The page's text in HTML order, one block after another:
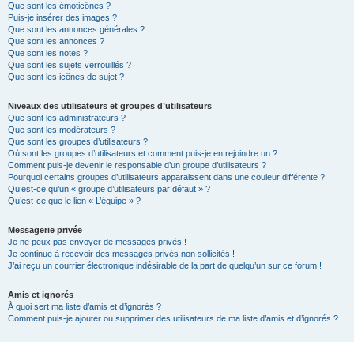
Que sont les émoticônes ?
Puis-je insérer des images ?
Que sont les annonces générales ?
Que sont les annonces ?
Que sont les notes ?
Que sont les sujets verrouillés ?
Que sont les icônes de sujet ?
Niveaux des utilisateurs et groupes d’utilisateurs
Que sont les administrateurs ?
Que sont les modérateurs ?
Que sont les groupes d’utilisateurs ?
Où sont les groupes d’utilisateurs et comment puis-je en rejoindre un ?
Comment puis-je devenir le responsable d’un groupe d’utilisateurs ?
Pourquoi certains groupes d’utilisateurs apparaissent dans une couleur différente ?
Qu’est-ce qu’un « groupe d’utilisateurs par défaut » ?
Qu’est-ce que le lien « L’équipe » ?
Messagerie privée
Je ne peux pas envoyer de messages privés !
Je continue à recevoir des messages privés non sollicités !
J’ai reçu un courrier électronique indésirable de la part de quelqu’un sur ce forum !
Amis et ignorés
À quoi sert ma liste d’amis et d’ignorés ?
Comment puis-je ajouter ou supprimer des utilisateurs de ma liste d’amis et d’ignorés ?